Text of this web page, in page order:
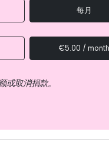
每月
€5.00 / month
或取消捐款。